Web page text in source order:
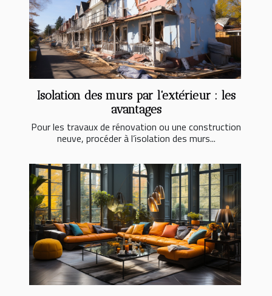
Isolation des murs par l'extérieur : les
avantages
Pour les travaux de rénovation ou une construction
neuve, procéder à l’isolation des murs...